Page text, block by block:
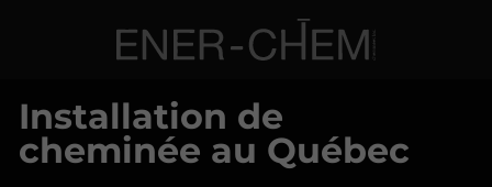
Installation de
cheminée au Québec